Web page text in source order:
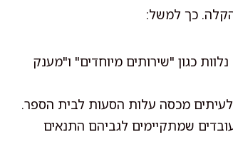
כך למשל:
כגון "שירותים מיוחדים" ו"מענק
מכסה עלות הסעות לבית הספר.
שמתקיימים לגביהם התנאים